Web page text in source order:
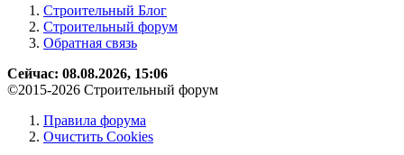
Строительный Блог
Строительный форум
Обратная связь
Сейчас: 08.08.2026, 15:06
©2015-2026 Строительный форум
Правила форума
Очистить Cookies